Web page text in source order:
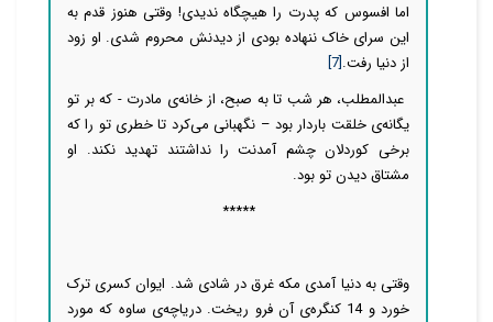
اما افسوس که پدرت را هیچگاه ندیدی! وقتی هنوز قدم به
این سرای خاک ننهاده بودی از دیدنش محروم شدی. او زود
از دنیا رفت.[7]
عبدالمطلب، هر شب تا به صبح، از خانه‌ی مادرت - که بر تو
یگانه‌ی خلقت باردار بود – نگهبانی می‌کرد تا خطری تو را که
برخی کوردلان چشم آمدنت را نداشتند تهدید نکند. او
مشتاق دیدن تو بود.
*****
وقتی به دنیا آمدی مکه غرق در شادی شد. ایوان کسری ترک
خورد و 14 کنگره‌ی آن فرو ریخت. دریاچه‌ی ساوه که مورد